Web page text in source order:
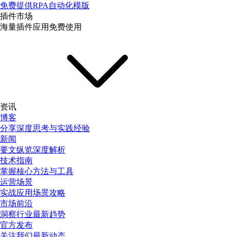
免费提供RPA自动化模版
插件市场
海量插件应用免费使用
资讯
博客
分享深度思考与实践经验
新闻
要文纵览深度解析
技术指南
掌握核心方法与工具
运营场景
实战应用场景攻略
市场前沿
洞察行业最新趋势
官方发布